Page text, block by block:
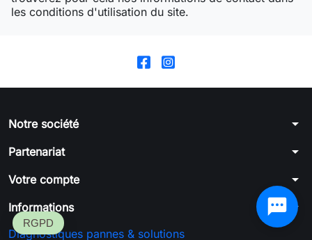
les conditions d'utilisation du site.
Notre société arrow_drop_down
Partenariat arrow_drop_down
Votre compte arrow_drop_down
Informations arrow_drop_down
Diagnostiques pannes & solutions